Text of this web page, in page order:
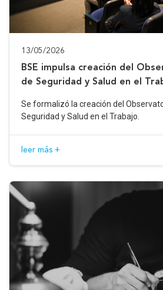
13/05/2026
BSE impulsa creación del
de Seguridad y Salud en el
Se formalizó la creación del
Seguridad y Salud en el Trabajo.
leer más +